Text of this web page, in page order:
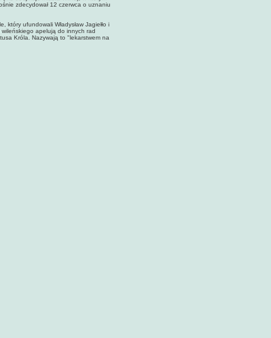
zdecydował 12 czerwca o uznaniu
który ufundowali Władysław Jagiełło i
apelują do innych rad
Króla. Nazywają to "lekarstwem na